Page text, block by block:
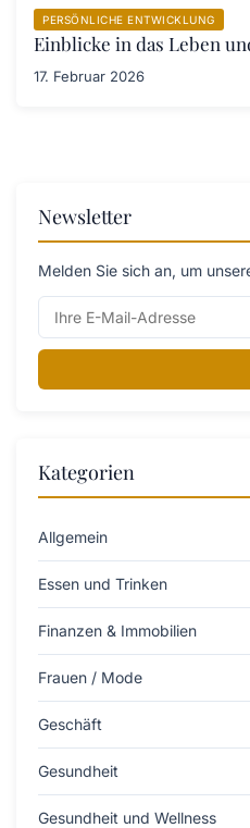
PERSÖNLICHE ENTWICKLUNG
Einblicke in das Leben
17. Februar 2026
Newsletter
Melden Sie sich an, um
Kategorien
Allgemein
Essen und Trinken
Finanzen & Immobilien
Frauen / Mode
Geschäft
Gesundheit
Gesundheit und Wellness